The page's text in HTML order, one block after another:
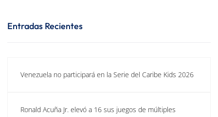
Entradas Recientes
Venezuela no participará en la Serie del Caribe Kids 2026
Ronald Acuña Jr. elevó a 16 sus juegos de múltiples